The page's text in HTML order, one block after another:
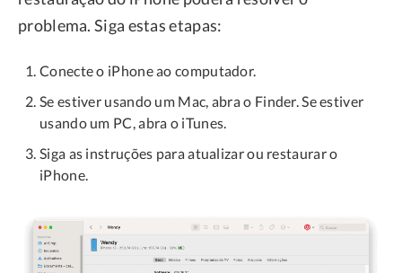
problema. Siga estas etapas:
Conecte o iPhone ao computador.
Se estiver usando um Mac, abra o Finder. Se estiver
usando um PC, abra o iTunes.
Siga as instruções para atualizar ou restaurar o
iPhone.